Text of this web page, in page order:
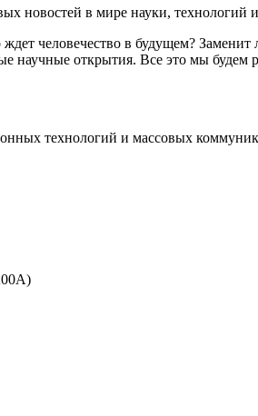
новостей в мире науки, технологий и
человечество в будущем?
научные открытия. Все это мы будем
технологий и массовых